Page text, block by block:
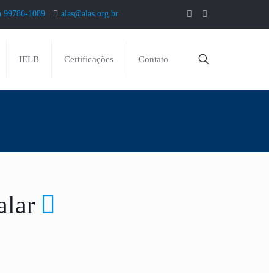
99786-1089 alas@alas.org.br
IELB Certificações Contato